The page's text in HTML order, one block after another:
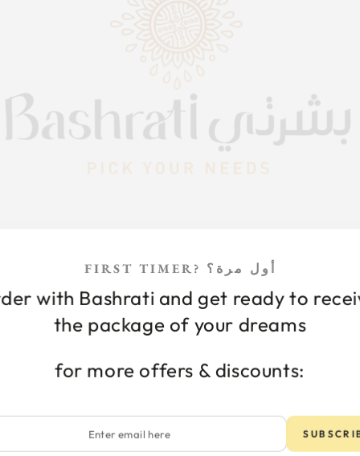
FIRST TIMER? أول مرة؟
with Bashrati and get ready to
the package of your dreams
for more offers & discounts: